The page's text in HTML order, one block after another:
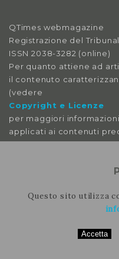
QTimes webmagazine
Registrazione del
ISSN 2038-3282 (online)
Per quanto attiene ad
il contenuto
(vedere
Copyright e Licenze
per maggiori
applicati ai contenuti
splitshire
Per contattare la
Questo sito utilizza
Accetta